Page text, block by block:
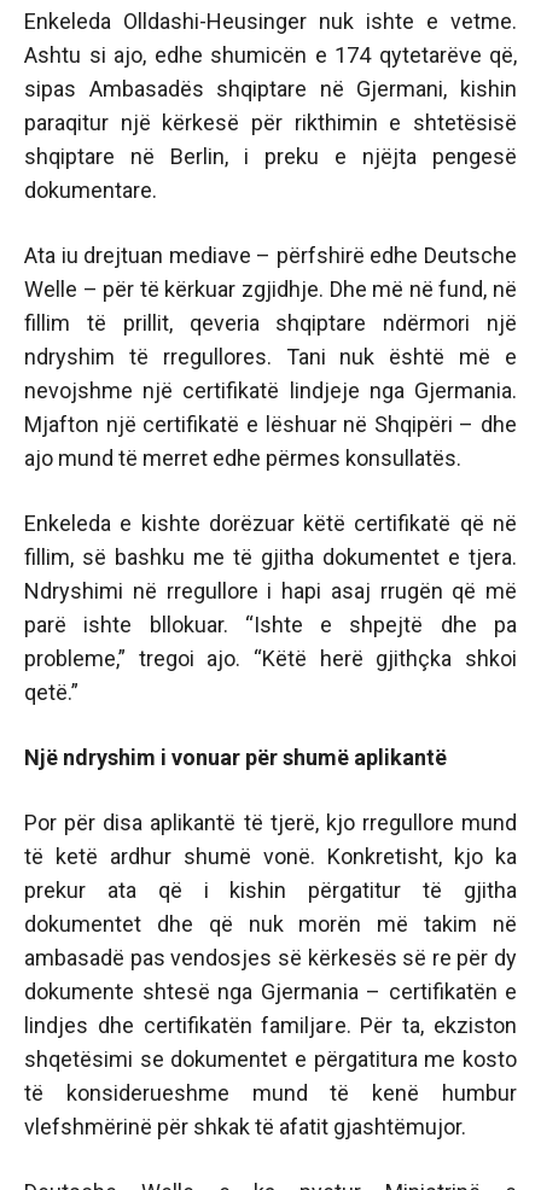
Enkeleda Olldashi-Heusinger nuk ishte e vetme.
Ashtu si ajo, edhe shumicën e 174 qytetarëve që,
sipas Ambasadës shqiptare në Gjermani, kishin
paraqitur një kërkesë për rikthimin e shtetësisë
shqiptare në Berlin, i preku e njëjta pengesë
dokumentare.
Ata iu drejtuan mediave – përfshirë edhe Deutsche
Welle – për të kërkuar zgjidhje. Dhe më në fund, në
fillim të prillit, qeveria shqiptare ndërmori një
ndryshim të rregullores. Tani nuk është më e
nevojshme një certifikatë lindjeje nga Gjermania.
Mjafton një certifikatë e lëshuar në Shqipëri – dhe
ajo mund të merret edhe përmes konsullatës.
Enkeleda e kishte dorëzuar këtë certifikatë që në
fillim, së bashku me të gjitha dokumentet e tjera.
Ndryshimi në rregullore i hapi asaj rrugën që më
parë ishte bllokuar. “Ishte e shpejtë dhe pa
probleme,” tregoi ajo. “Këtë herë gjithçka shkoi
qetë.”
Një ndryshim i vonuar për shumë aplikantë
Por për disa aplikantë të tjerë, kjo rregullore mund
të ketë ardhur shumë vonë. Konkretisht, kjo ka
prekur ata që i kishin përgatitur të gjitha
dokumentet dhe që nuk morën më takim në
ambasadë pas vendosjes së kërkesës së re për dy
dokumente shtesë nga Gjermania – certifikatën e
lindjes dhe certifikatën familjare. Për ta, ekziston
shqetësimi se dokumentet e përgatitura me kosto
të konsiderueshme mund të kenë humbur
vlefshmërinë për shkak të afatit gjashtëmujor.